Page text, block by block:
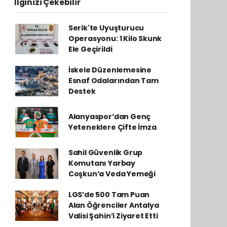
İlginizi Çekebilir
Serik'te Uyuşturucu
Operasyonu: 1 Kilo Skunk
Ele Geçirildi
İskele Düzenlemesine
Esnaf Odalarından Tam
Destek
Alanyaspor’dan Genç
Yeteneklere Çifte İmza
Sahil Güvenlik Grup
Komutanı Yarbay
Coşkun’a Veda Yemeği
LGS’de 500 Tam Puan
Alan Öğrenciler Antalya
Valisi Şahin’i Ziyaret Etti